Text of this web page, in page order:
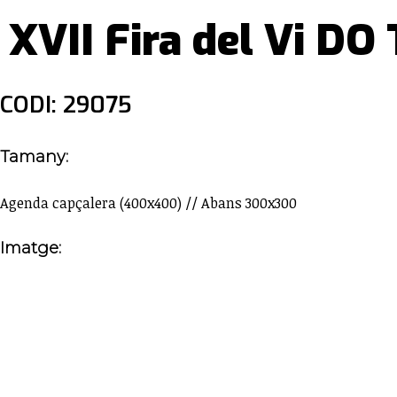
XVII Fira del Vi DO
CODI: 29075
Tamany:
Agenda capçalera (400x400) // Abans 300x300
Imatge: